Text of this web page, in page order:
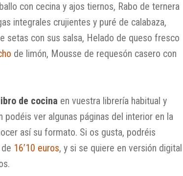
con cecina y ajos tiernos, Rabo de ternera
integrales crujientes y puré de calabaza,
setas con sus salsa, Helado de queso fresco
de limón, Mousse de requesón casero con
de cocina en vuestra librería habitual y
podéis ver algunas páginas del interior en la
así su formato. Si os gusta, podréis
16’10 euros, y si se quiere en versión digital